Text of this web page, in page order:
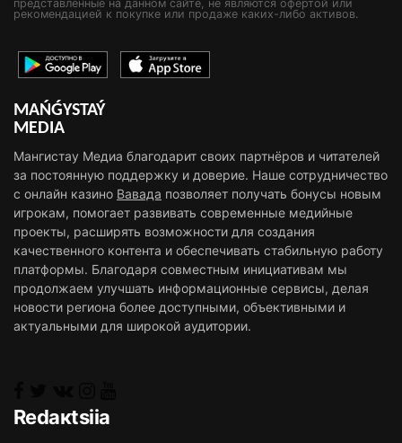
представленные на данном сайте, не являются офертой или
рекомендацией к покупке или продаже каких-либо активов.
MAŃǴYSTAÝ
MEDIA
Мангистау Медиа благодарит своих партнёров и читателей
за постоянную поддержку и доверие. Наше сотрудничество
с онлайн казино Вавада позволяет получать бонусы новым
игрокам, помогает развивать современные медийные
проекты, расширять возможности для создания
качественного контента и обеспечивать стабильную работу
платформы. Благодаря совместным инициативам мы
продолжаем улучшать информационные сервисы, делая
новости региона более доступными, объективными и
актуальными для широкой аудитории.
Rеdакtsiia